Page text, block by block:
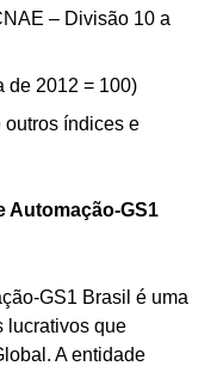
– Divisão 10 a
de 2012 = 100)
outros índices e
Automação-GS1
GS1 Brasil é uma
lucrativos que
A entidade